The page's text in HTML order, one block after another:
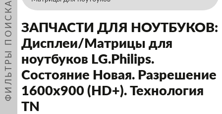
ФИЛЬТРЫ ПОИСКА
ЗАПЧАСТИ ДЛЯ НОУТБУКОВ:
Дисплеи/Матрицы для
ноутбуков LG.Philips.
Состояние Новая. Разрешение
1600x900 (HD+). Технология
TN